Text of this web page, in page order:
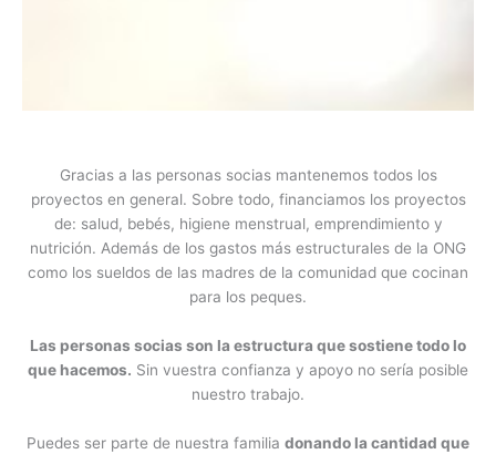
Gracias a las personas socias mantenemos todos los
proyectos en general. Sobre todo, financiamos los proyectos
de: salud, bebés, higiene menstrual, emprendimiento y
nutrición. Además de los gastos más estructurales de la ONG
como los sueldos de las madres de la comunidad que cocinan
para los peques.
Las personas socias son la estructura que sostiene todo lo
que hacemos. Sin vuestra confianza y apoyo no sería posible
nuestro trabajo.
Puedes ser parte de nuestra familia donando la cantidad que